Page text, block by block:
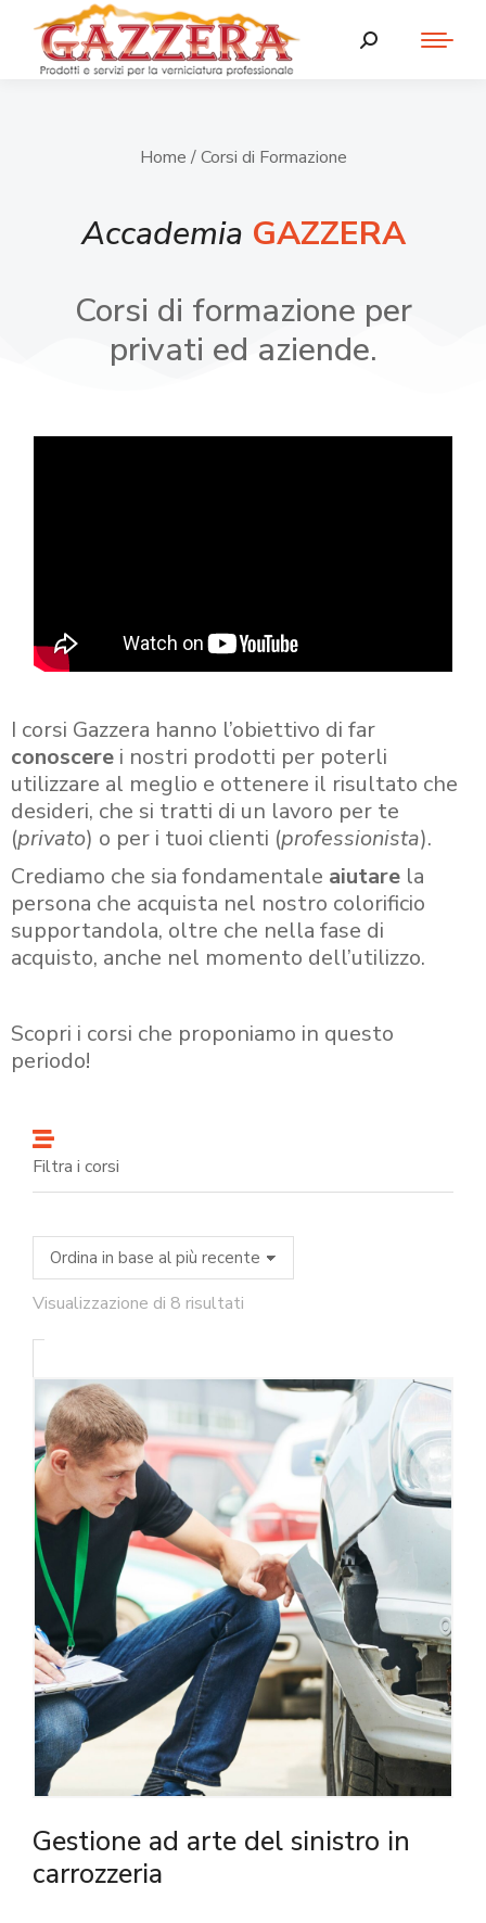
Home / Corsi di Formazione
Accademia GAZZERA
Corsi di formazione per
privati ed aziende.
I corsi Gazzera hanno l’obiettivo di far
conoscere i nostri prodotti per poterli
utilizzare al meglio e ottenere il risultato che
desideri, che si tratti di un lavoro per te
(privato) o per i tuoi clienti (professionista).
Crediamo che sia fondamentale aiutare la
persona che acquista nel nostro colorificio
supportandola, oltre che nella fase di
acquisto, anche nel momento dell’utilizzo.
Scopri i corsi che proponiamo in questo
periodo!
Filtra i corsi
Visualizzazione di 8 risultati
Gestione ad arte del sinistro in
carrozzeria